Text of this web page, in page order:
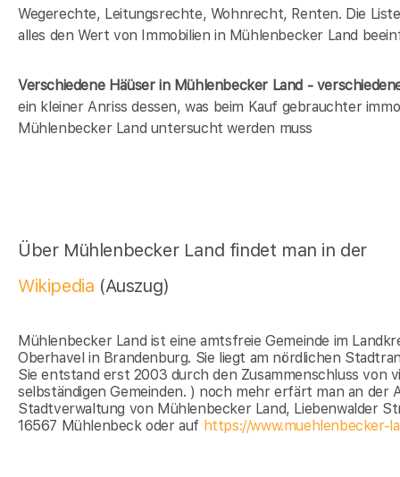
Wegerechte, Leitungsrechte, Wohnrecht, Renten. Die
alles den Wert von Immobilien in Mühlenbecker Land
Verschiedene Häüser in Mühlenbecker Land -
ein kleiner Anriss dessen, was beim Kauf gebrauchter
Mühlenbecker Land untersucht werden muss
Über Mühlenbecker Land findet man in der
Wikipedia (Auszug)
Mühlenbecker Land ist eine amtsfreie Gemeinde im
Oberhavel in Brandenburg. Sie liegt am nördlichen
Sie entstand erst 2003 durch den Zusammenschluss von
selbständigen Gemeinden. ) noch mehr erfärt man an der
Stadtverwaltung von Mühlenbecker Land, Liebenwalder
16567 Mühlenbeck oder auf https://www.muehlenbecker-